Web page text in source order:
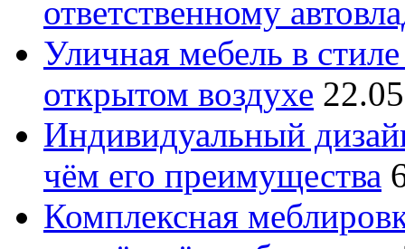
ответственному
Уличная мебель в
открытом воздухе
Индивидуальный
чём его преимущества
Комплексная